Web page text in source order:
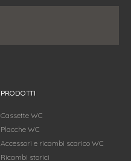
PRODOTTI
Cassette WC
Placche WC
Accessori e ricambi scarico WC
Ricambi storici